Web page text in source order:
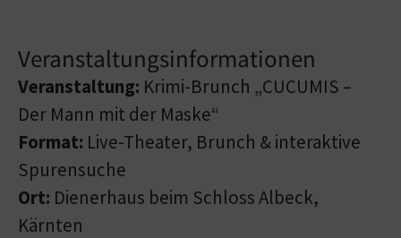
Veranstaltungsinformationen
Veranstaltung: Krimi-Brunch „CUCUMIS –
Der Mann mit der Maske“
Format: Live-Theater, Brunch & interaktive
Spurensuche
Ort: Dienerhaus beim Schloss Albeck,
Kärnten